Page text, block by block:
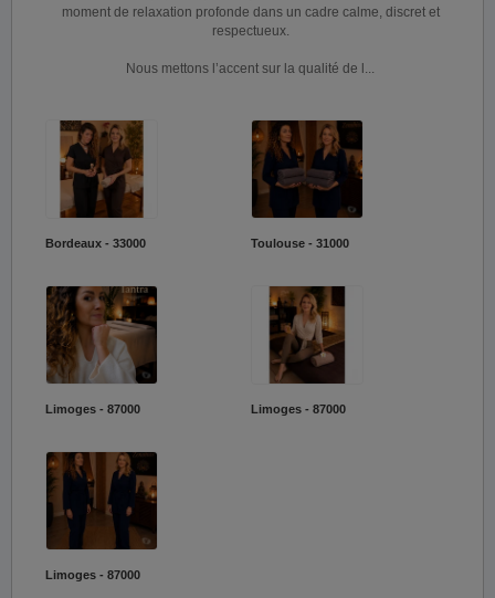
moment de relaxation profonde dans un cadre calme, discret et
respectueux.
Nous mettons l’accent sur la qualité de l...
Bordeaux - 33000 Toulouse - 31000
Limoges - 87000 Limoges - 87000
Limoges - 87000